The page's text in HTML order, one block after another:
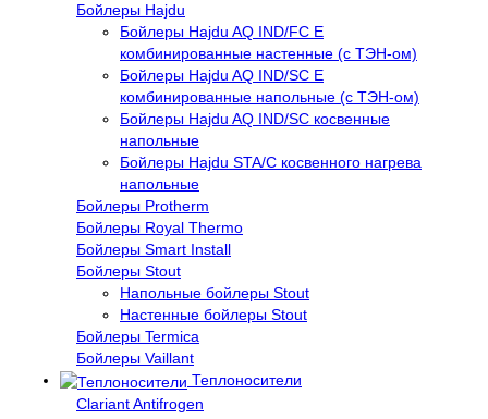
Бойлеры Hajdu
Бойлеры Hajdu AQ IND/FC E
комбинированные настенные (с ТЭН-ом)
Бойлеры Hajdu AQ IND/SC E
комбинированные напольные (с ТЭН-ом)
Бойлеры Hajdu AQ IND/SC косвенные
напольные
Бойлеры Hajdu STA/C косвенного нагрева
напольные
Бойлеры Protherm
Бойлеры Royal Thermo
Бойлеры Smart Install
Бойлеры Stout
Напольные бойлеры Stout
Настенные бойлеры Stout
Бойлеры Termica
Бойлеры Vaillant
Теплоносители
Clariant Antifrogen